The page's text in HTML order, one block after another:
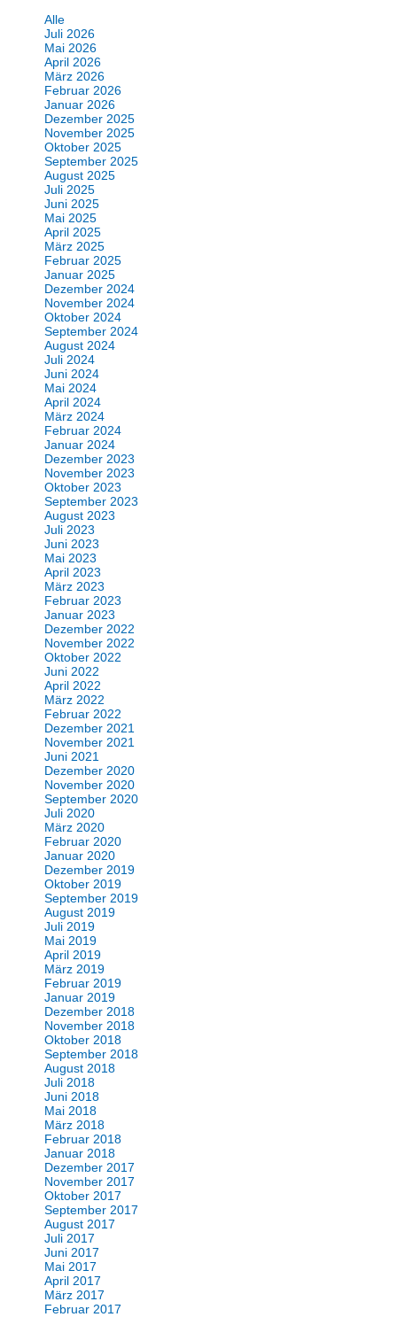
Alle
Juli 2026
Mai 2026
April 2026
März 2026
Februar 2026
Januar 2026
Dezember 2025
November 2025
Oktober 2025
September 2025
August 2025
Juli 2025
Juni 2025
Mai 2025
April 2025
März 2025
Februar 2025
Januar 2025
Dezember 2024
November 2024
Oktober 2024
September 2024
August 2024
Juli 2024
Juni 2024
Mai 2024
April 2024
März 2024
Februar 2024
Januar 2024
Dezember 2023
November 2023
Oktober 2023
September 2023
August 2023
Juli 2023
Juni 2023
Mai 2023
April 2023
März 2023
Februar 2023
Januar 2023
Dezember 2022
November 2022
Oktober 2022
Juni 2022
April 2022
März 2022
Februar 2022
Dezember 2021
November 2021
Juni 2021
Dezember 2020
November 2020
September 2020
Juli 2020
März 2020
Februar 2020
Januar 2020
Dezember 2019
Oktober 2019
September 2019
August 2019
Juli 2019
Mai 2019
April 2019
März 2019
Februar 2019
Januar 2019
Dezember 2018
November 2018
Oktober 2018
September 2018
August 2018
Juli 2018
Juni 2018
Mai 2018
März 2018
Februar 2018
Januar 2018
Dezember 2017
November 2017
Oktober 2017
September 2017
August 2017
Juli 2017
Juni 2017
Mai 2017
April 2017
März 2017
Februar 2017